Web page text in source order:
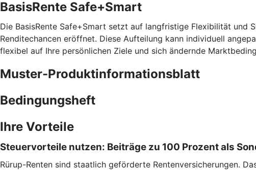
BasisRente Safe+Smart
Die BasisRente Safe+Smart setzt auf langfristige Flexibilität und
Renditechancen eröffnet. Diese Aufteilung kann individuell
flexibel auf Ihre persönlichen Ziele und sich ändernde
Muster-Produktinformationsblatt
Bedingungsheft
Ihre Vorteile
Steuervorteile nutzen: Beiträge zu 100 Prozent als
Rürup-Renten sind staatlich geförderte Rentenversicherungen.